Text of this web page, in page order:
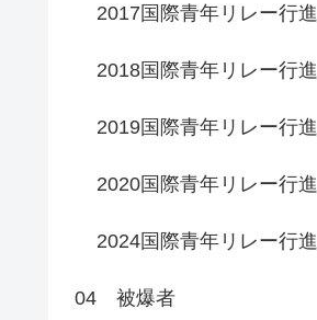
2017国際青年リレー行進
2018国際青年リレー行進
2019国際青年リレー行進
2020国際青年リレー行進
2024国際青年リレー行進
04 被爆者